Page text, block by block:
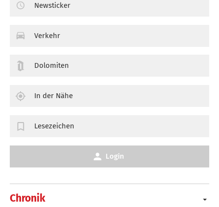
Chronik
Newsticker
Verkehr
Dolomiten
In der Nähe
Lesezeichen
Login